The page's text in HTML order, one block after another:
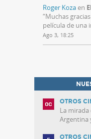
Roger Kozaen
“Muchas
película de una
Ago 3, 18:25
OTROS
La mirada
Argentina
OTROS